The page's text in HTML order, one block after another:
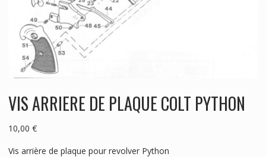
VIS ARRIERE DE PLAQUE COLT PYTHON
10,00 €
Vis arrière de plaque pour revolver Python